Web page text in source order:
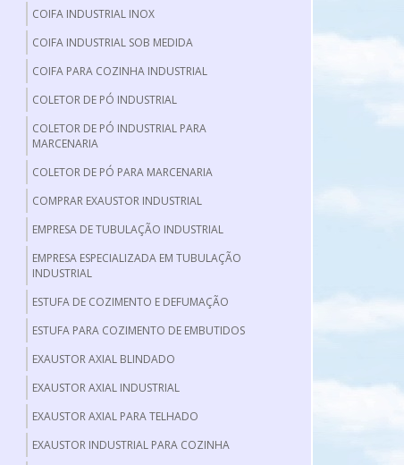
COIFA INDUSTRIAL INOX
COIFA INDUSTRIAL SOB MEDIDA
COIFA PARA COZINHA INDUSTRIAL
COLETOR DE PÓ INDUSTRIAL
COLETOR DE PÓ INDUSTRIAL PARA
MARCENARIA
COLETOR DE PÓ PARA MARCENARIA
COMPRAR EXAUSTOR INDUSTRIAL
EMPRESA DE TUBULAÇÃO INDUSTRIAL
EMPRESA ESPECIALIZADA EM TUBULAÇÃO
INDUSTRIAL
ESTUFA DE COZIMENTO E DEFUMAÇÃO
ESTUFA PARA COZIMENTO DE EMBUTIDOS
EXAUSTOR AXIAL BLINDADO
EXAUSTOR AXIAL INDUSTRIAL
EXAUSTOR AXIAL PARA TELHADO
EXAUSTOR INDUSTRIAL PARA COZINHA